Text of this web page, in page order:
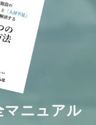
マニュアル